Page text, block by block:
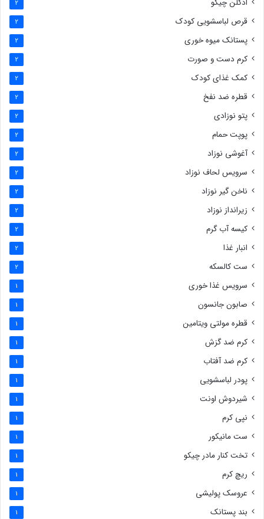
2
قرص لباسشویی کودک 2
پستانک میوه خوری 2
کرم دست و صورت 2
کمک غذای کودک 2
قطره ضد نفخ 2
پتو نوزادی 2
پوپت حمام 2
آغوشی نوزاد 2
سرویس لحاف نوزاد 2
ناخن گیر نوزاد 2
زیرانداز نوزاد 2
کیسه آب گرم 2
انبار غذا 2
ست کالسکه 2
سرویس غذا خوری 1
صابون جانسون 1
قطره مولتی ویتامین 1
کرم ضد گزش 1
کرم ضد آفتاب 1
پودر لباسشویی 1
شیردوش اونت 1
نپی کرم 1
ست مانیکور 1
تخت کنار مادر چیکو 1
ریچ کرم 1
عروسک پولیشی 1
بند پستانک 1